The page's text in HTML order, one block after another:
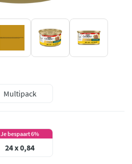
Multipack
Je bespaart 6%
24 x 0,84